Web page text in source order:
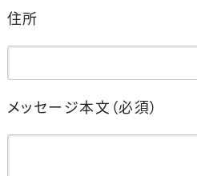
住所
メッセージ本文 （必須）